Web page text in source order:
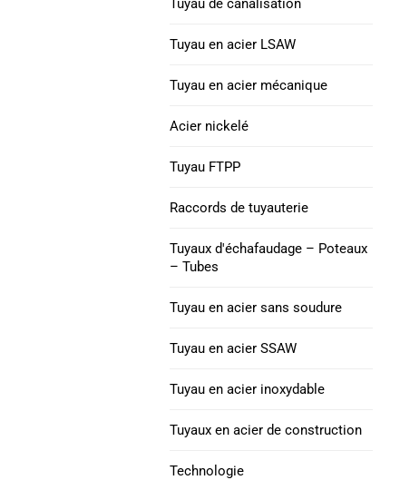
Tuyau de boîtier V150
Tube de boîtier C90
TUBE DE BOÎTIER M65
boîtier de tube
Joints de tubage pour
Tuyau de canalisation
Tuyau en acier LSAW
Tuyau en acier mécanique
Acier nickelé
Tuyau FTPP
Raccords de tuyauterie
Tuyaux d'échafaudage – Poteaux
– Tubes
Tuyau en acier sans soudure
Tuyau en acier SSAW
Tuyau en acier inoxydable
Tuyaux en acier de construction
Technologie